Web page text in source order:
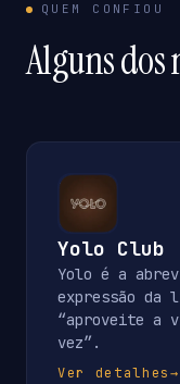
QUEM CONFIOU
Alguns dos
Yolo Club
Yolo é a
expressão da
“aproveite a
vez”.
Ver detalhes→